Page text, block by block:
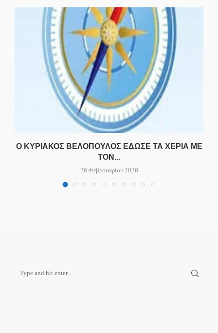
Ο ΚΥΡΙΆΚΟΣ ΒΕΛΌΠΟΥΛΟΣ ΈΔΩΣΕ ΤΑ ΧΈΡΙΑ ΜΕ
ΤΟΝ...
26 Φεβρουαρίου 2026